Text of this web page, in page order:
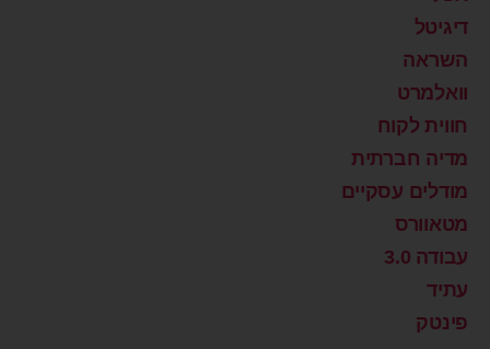
דיגיטל
השראה
וואלמרט
חווית לקוח
מדיה חברתית
מודלים עסקיים
מטאוורס
עבודה 3.0
עתיד
פינטק